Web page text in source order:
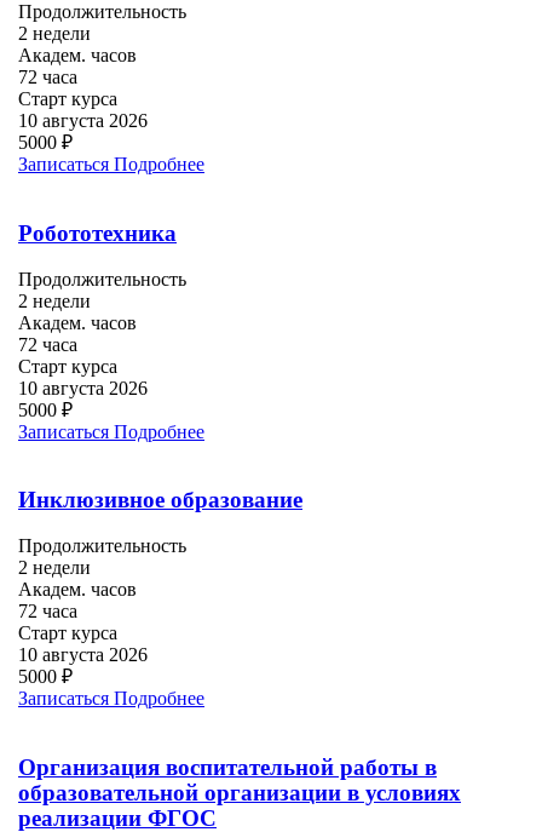
Продолжительность
2 недели
Академ. часов
72 часа
Старт курса
10 августа 2026
5000 ₽
Записаться Подробнее
Робототехника
Продолжительность
2 недели
Академ. часов
72 часа
Старт курса
10 августа 2026
5000 ₽
Записаться Подробнее
Инклюзивное образование
Продолжительность
2 недели
Академ. часов
72 часа
Старт курса
10 августа 2026
5000 ₽
Записаться Подробнее
Организация воспитательной работы в
образовательной организации в условиях
реализации ФГОС